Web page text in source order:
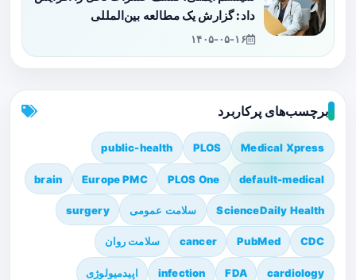
داد: گزارش یک مطالعه بین‌المللی
۱۴۰۵-۰۵-۱۶
برچسب‌های پرکاربرد
Medical Xpress
PLOS
public-health
default-medical
PLOS One
Europe PMC
brain
ScienceDaily Health سلامت عمومی surgery
CDC
PubMed
cancer سلامت روان
cardiology
FDA
infection اپیدمیولوژی